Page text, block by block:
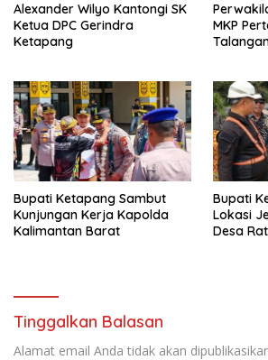
Alexander Wilyo Kantongi SK
Ketua DPC Gerindra
Ketapang
MKP
Bupati Ketapang Sambut
Kunjungan Kerja Kapolda
Kalimantan Barat
Bupati
Lokasi
Desa
Tinggalkan Balasan
Alamat email Anda tidak akan